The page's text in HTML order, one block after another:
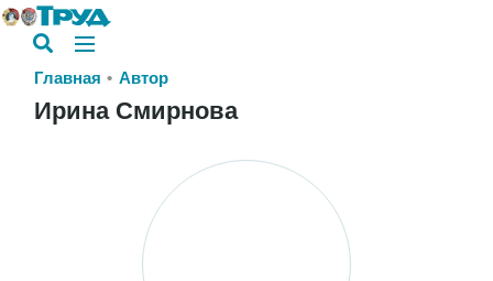
Главная Автор
Ирина Смирнова